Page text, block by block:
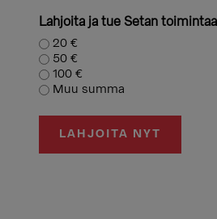
Lahjoita ja tue Setan toimintaa
20 €
50 €
100 €
Muu summa
LAHJOITA NYT